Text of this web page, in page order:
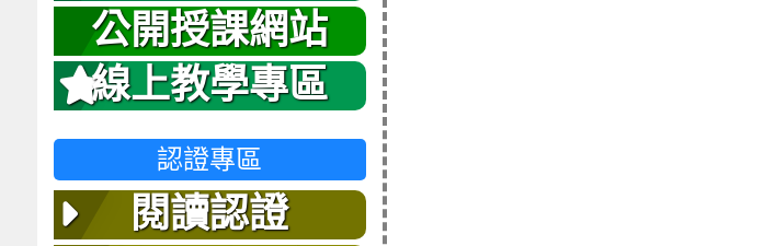
台
公開授課網站
線上教學專區
認證專區
閱讀認證